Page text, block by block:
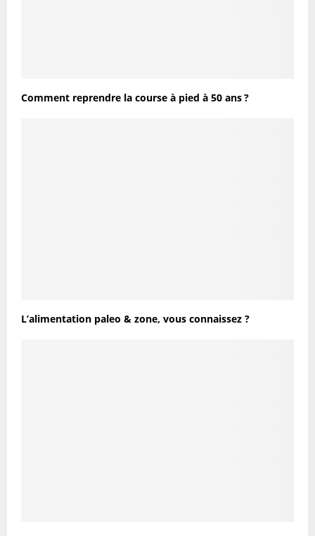
Comment reprendre la course à pied à 50 ans ?
L’alimentation paleo & zone, vous connaissez ?